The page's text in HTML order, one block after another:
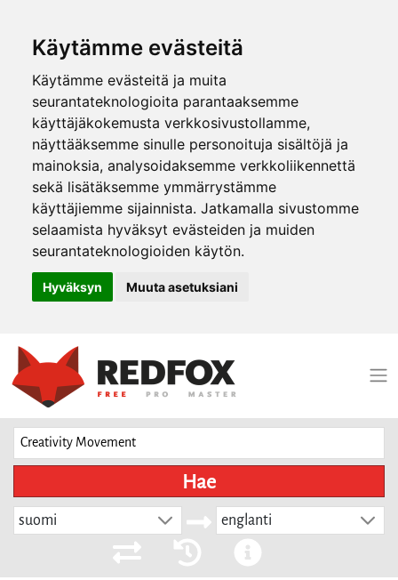
Käytämme evästeitä
Käytämme evästeitä ja muita
seurantateknologioita parantaaksemme
käyttäjäkokemusta verkkosivustollamme,
näyttääksemme sinulle personoituja sisältöjä ja
mainoksia, analysoidaksemme verkkoliikennettä
sekä lisätäksemme ymmärrystämme
käyttäjiemme sijainnista. Jatkamalla sivustomme
selaamista hyväksyt evästeiden ja muiden
seurantateknologioiden käytön.
Hyväksyn Muuta asetuksiani
Hae
suomi englanti